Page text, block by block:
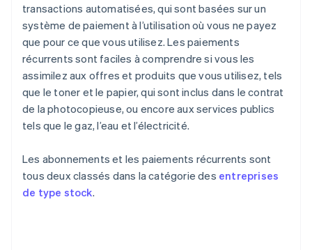
transactions automatisées, qui sont basées sur un
système de paiement à l’utilisation où vous ne payez
que pour ce que vous utilisez. Les paiements
récurrents sont faciles à comprendre si vous les
assimilez aux offres et produits que vous utilisez, tels
que le toner et le papier, qui sont inclus dans le contrat
de la photocopieuse, ou encore aux services publics
tels que le gaz, l’eau et l’électricité.
Les abonnements et les paiements récurrents sont
tous deux classés dans la catégorie des entreprises
de type stock.